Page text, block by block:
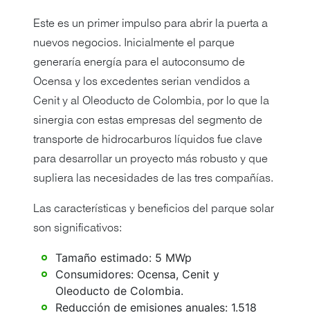
Este es un primer impulso para abrir la puerta a
nuevos negocios. Inicialmente el parque
generaría energía para el autoconsumo de
Ocensa y los excedentes serian vendidos a
Cenit y al Oleoducto de Colombia, por lo que la
sinergia con estas empresas del segmento de
transporte de hidrocarburos líquidos fue clave
para desarrollar un proyecto más robusto y que
supliera las necesidades de las tres compañías.
Las características y beneficios del parque solar
son significativos:
Tamaño estimado: 5 MWp
Consumidores: Ocensa, Cenit y
Oleoducto de Colombia.
Reducción de emisiones anuales: 1.518